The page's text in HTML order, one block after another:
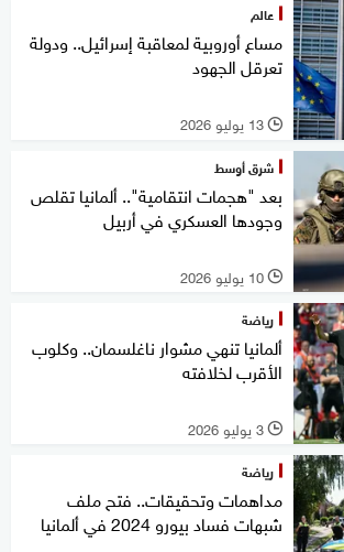
عالم
مساع أوروبية لمعاقبة إسرائيل.. ودولة
تعرقل الجهود
l 13 يوليو 2026
شرق أوسط
بعد "هجمات انتقامية".. ألمانيا تقلص
وجودها العسكري في أربيل
l 10 يوليو 2026
رياضة
ألمانيا تنهي مشوار ناغلسمان.. وكلوب
الأقرب لخلافته
l 3 يوليو 2026
رياضة
مداهمات وتحقيقات.. فتح ملف
شبهات فساد بيورو 2024 في ألمانيا